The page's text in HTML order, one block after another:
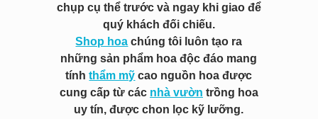
chụp cụ thể trước và ngay khi giao để
quý khách đối chiếu.
Shop hoa chúng tôi luôn tạo ra
những sản phẩm hoa độc đáo mang
tínhthẩm mỹ cao nguồn hoa được
cung cấp từ các nhà vườn trồng hoa
uy tín, được chon lọc kỹ lưỡng.